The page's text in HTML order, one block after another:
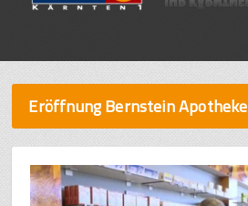
Eröffnung Bernstein Apotheke